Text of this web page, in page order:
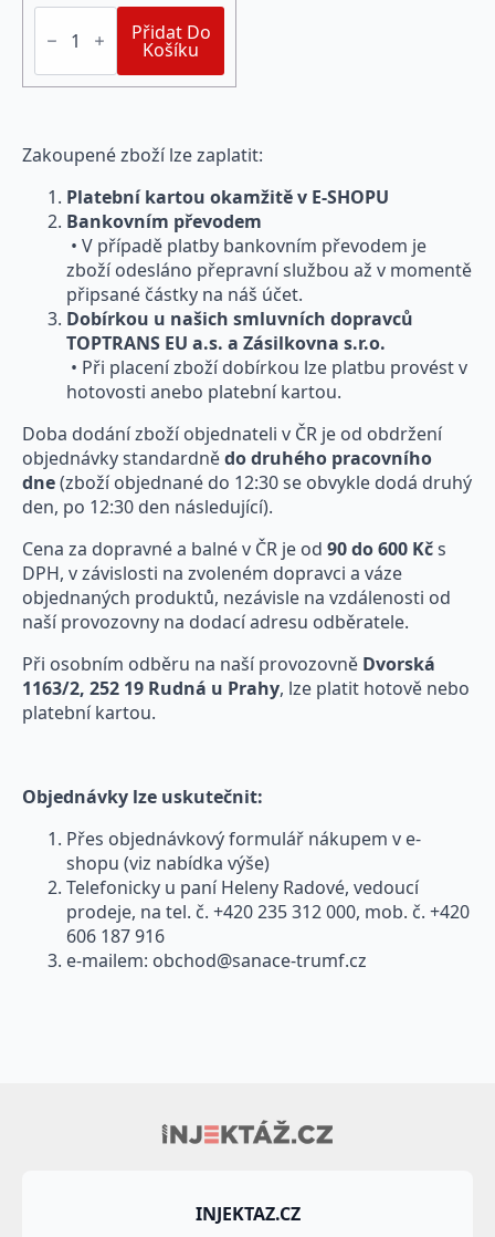
Klimasan
štuková
omítka
(vnitřní
množství
Přidat Do
Košíku
Zakoupené zboží lze zaplatit:
Platební kartou okamžitě v E-SHOPU
Bankovním převodem
• V případě platby bankovním převodem je
zboží odesláno přepravní službou až v momentě
připsané částky na náš účet.
Dobírkou u našich smluvních dopravců
TOPTRANS EU a.s. a Zásilkovna s.r.o.
• Při placení zboží dobírkou lze platbu provést v
hotovosti anebo platební kartou.
Doba dodání zboží objednateli v ČR je od obdržení
objednávky standardnědo druhého pracovního
dne(zboží objednané do 12:30 se obvykle dodá druhý
den, po 12:30 den následující).
Cena za dopravné a balné v ČR je od 90 do 600 Kčs
DPH, v závislosti na zvoleném dopravci a váze
objednaných produktů, nezávisle na vzdálenosti od
naší provozovny na dodací adresu odběratele.
Při osobním odběru na naší provozovně Dvorská
1163/2, 252 19 Rudná u Prahy, lze platit hotově nebo
platební kartou.
Objednávky lze uskutečnit:
Přes objednávkový formulář nákupem v e-
shopu (viz nabídka výše)
Telefonicky u paní Heleny Radové, vedoucí
prodeje, na tel. č. +420 235 312 000, mob. č. +420
606 187 916
e-mailem: obchod@sanace-trumf.cz
INJEKTAZ.CZ